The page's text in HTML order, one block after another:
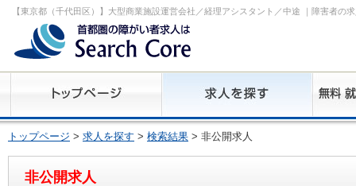
【東京都（千代田区）】大型商業施設運営会社／経理アシスタント／中途 ｜障害者の
トップページ > 求人を探す > 検索結果 > 非公開求人
非公開求人